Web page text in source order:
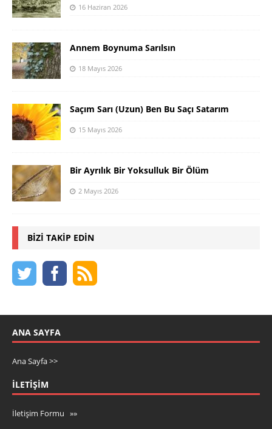
16 Haziran 2026
Annem Boynuma Sarılsın
18 Mayıs 2026
Saçım Sarı (Uzun) Ben Bu Saçı Satarım
15 Mayıs 2026
Bir Ayrılık Bir Yoksulluk Bir Ölüm
2 Mayıs 2026
BIZI TAKIP EDIN
ANA SAYFA
Ana Sayfa >>
İLETIŞIM
İletişim Formu »»